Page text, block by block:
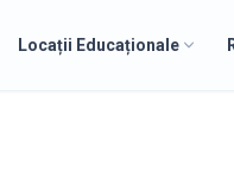
Locații Educaționale